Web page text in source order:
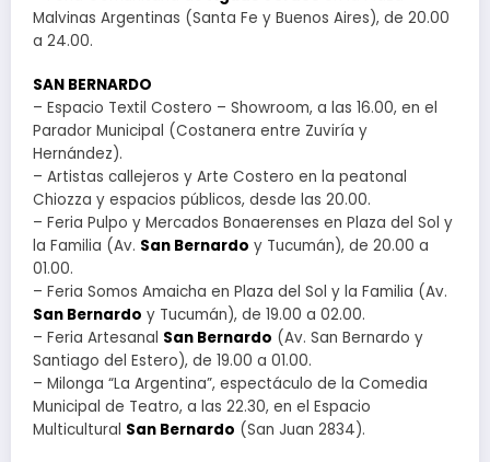
Malvinas Argentinas (Santa Fe y Buenos Aires), de 20.00
a 24.00.
SAN BERNARDO
– Espacio Textil Costero – Showroom, a las 16.00, en el
Parador Municipal (Costanera entre Zuviría y
Hernández).
– Artistas callejeros y Arte Costero en la peatonal
Chiozza y espacios públicos, desde las 20.00.
– Feria Pulpo y Mercados Bonaerenses en Plaza del Sol y
la Familia (Av. San Bernardo y Tucumán), de 20.00 a
01.00.
– Feria Somos Amaicha en Plaza del Sol y la Familia (Av.
San Bernardo y Tucumán), de 19.00 a 02.00.
– Feria Artesanal San Bernardo (Av. San Bernardo y
Santiago del Estero), de 19.00 a 01.00.
– Milonga “La Argentina”, espectáculo de la Comedia
Municipal de Teatro, a las 22.30, en el Espacio
Multicultural San Bernardo (San Juan 2834).